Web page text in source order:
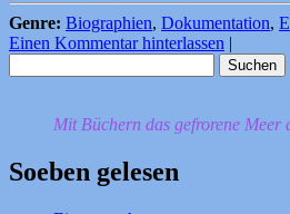
Genre: Biographien, Dokumentation,
Einen Kommentar hinterlassen |
nach:
Mit Büchern das gefrorene
Soeben gelesen